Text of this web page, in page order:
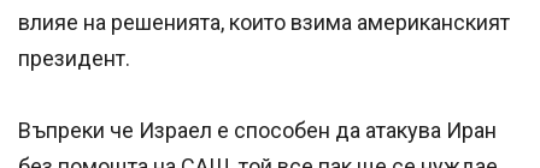
влияе на решенията, които взима американският
президент.
Въпреки че Израел е способен да атакува Иран